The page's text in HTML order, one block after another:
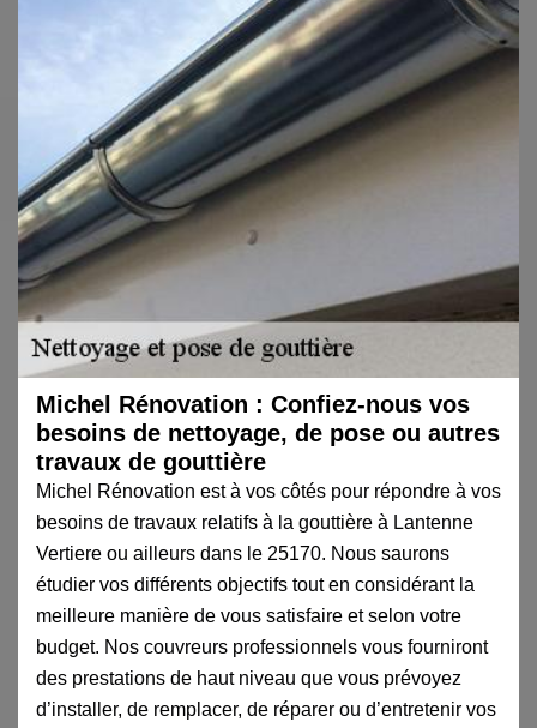
Michel Rénovation : Confiez-nous vos
besoins de nettoyage, de pose ou autres
travaux de gouttière
Michel Rénovation est à vos côtés pour répondre à vos
besoins de travaux relatifs à la gouttière à Lantenne
Vertiere ou ailleurs dans le 25170. Nous saurons
étudier vos différents objectifs tout en considérant la
meilleure manière de vous satisfaire et selon votre
budget. Nos couvreurs professionnels vous fourniront
des prestations de haut niveau que vous prévoyez
d’installer, de remplacer, de réparer ou d’entretenir vos